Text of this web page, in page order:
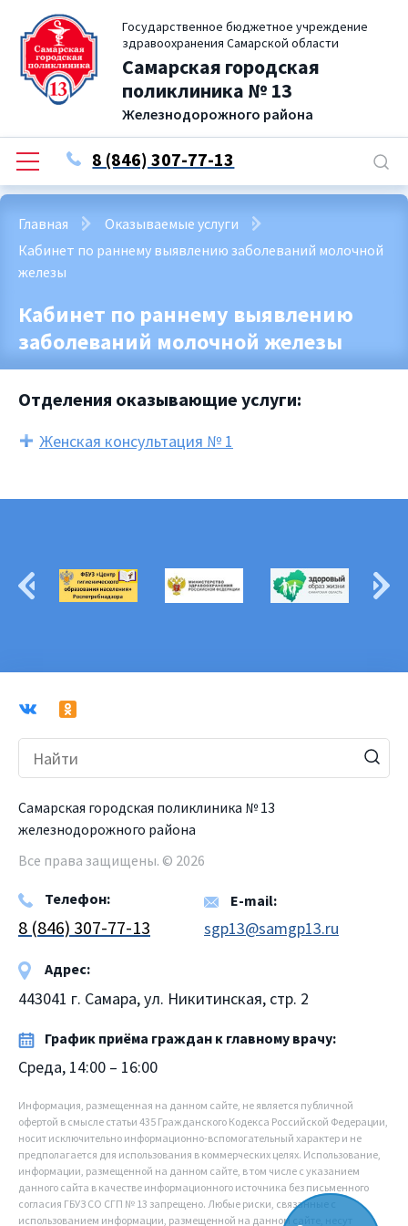
Государственное бюджетное учреждение
здравоохранения Самарской области
Самарская городская
поликлиника № 13
Железнодорожного района
8 (846) 307-77-13
Главная
Оказываемые услуги
Кабинет по раннему выявлению заболеваний молочной
железы
Кабинет по раннему выявлению
заболеваний молочной железы
Отделения оказывающие услуги:
Женская консультация № 1
Самарская городская поликлиника № 13
железнодорожного района
Все права защищены. © 2026
Телефон:
8 (846) 307-77-13
E-mail:
sgp13@samgp13.ru
Адрес:
443041 г. Самара, ул. Никитинская, стр. 2
График приёма граждан к главному врачу:
Среда, 14:00 – 16:00
Информация, размещенная на данном сайте, не является публичной
офертой в смысле статьи 435 Гражданского Кодекса Российской Федерации,
носит исключительно информационно-вспомогательный характер и не
предполагается для использования в коммерческих целях. Использование,
информации, размещенной на данном сайте, в том числе с указанием
данного сайта в качестве информационного источника без письменного
согласия ГБУЗ СО СГП № 13 запрещено. Любые риски, связанные с
использованием информации, размещенной на данном сайте, несут